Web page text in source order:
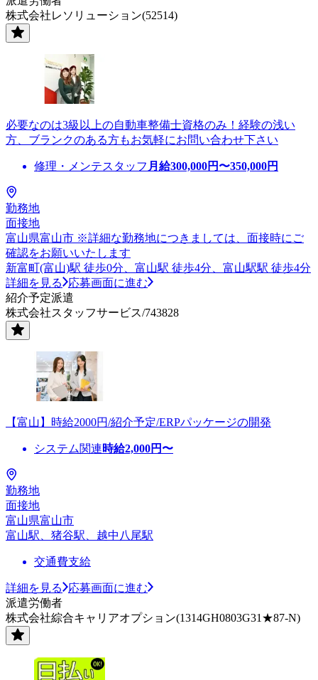
株式会社レソリューション(52514)
必要なのは3級以上の自動車整備士資格のみ！経験の浅い
方、ブランクのある方もお気軽にお問い合わせ下さい
修理・メンテスタッフ 月給300,000円〜350,000円
勤務地
面接地
富山県富山市 ※詳細な勤務地につきましては、面接時にご
確認をお願いいたします
新富町(富山)駅 徒歩0分、富山駅 徒歩4分、富山駅駅 徒歩4分
詳細を見る
応募画面に進む
紹介予定派遣
株式会社スタッフサービス/743828
【富山】時給2000円/紹介予定/ERPパッケージの開発
システム関連時給2,000円〜
勤務地
面接地
富山県富山市
富山駅、猪谷駅、越中八尾駅
交通費支給
詳細を見る
応募画面に進む
派遣労働者
株式会社綜合キャリアオプション(1314GH0803G31★87-N)